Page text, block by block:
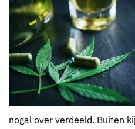
nogal over verdeeld. Buiten